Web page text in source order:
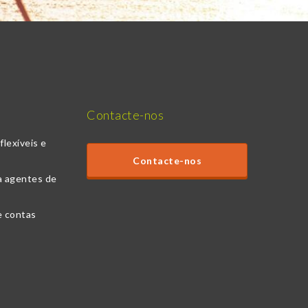
e
agentes de
contas
Contacte-nos
Contacte-nos